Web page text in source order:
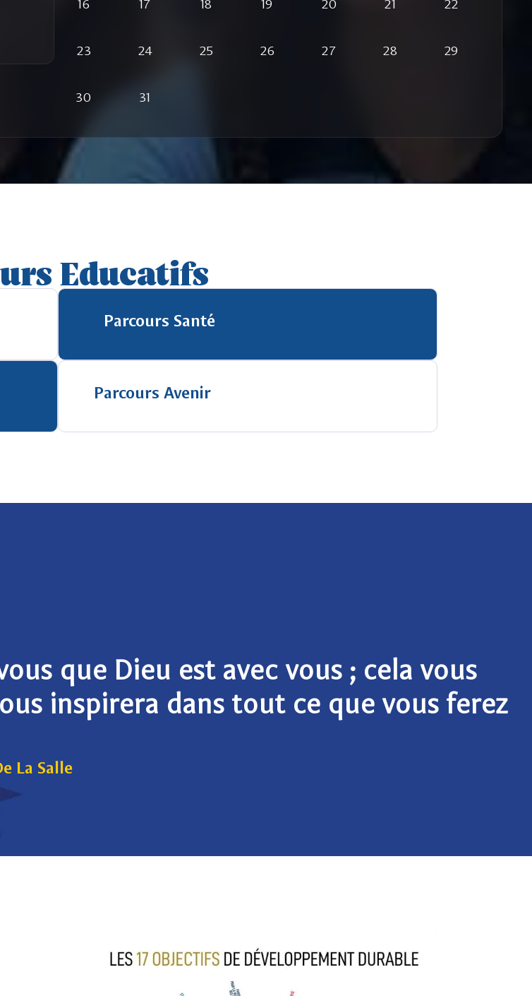
16 17 18 19 20 21 22
23 24 25 26 27 28 29
30 31
Educatifs
Parcours Santé
Parcours Avenir
que Dieu est avec vous ; cela vous
inspirera dans tout ce que vous ferez
La Salle